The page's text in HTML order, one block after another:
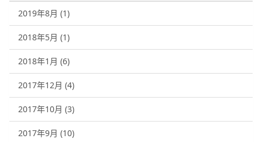
2019年8月 (1)
2018年5月 (1)
2018年1月 (6)
2017年12月 (4)
2017年10月 (3)
2017年9月 (10)